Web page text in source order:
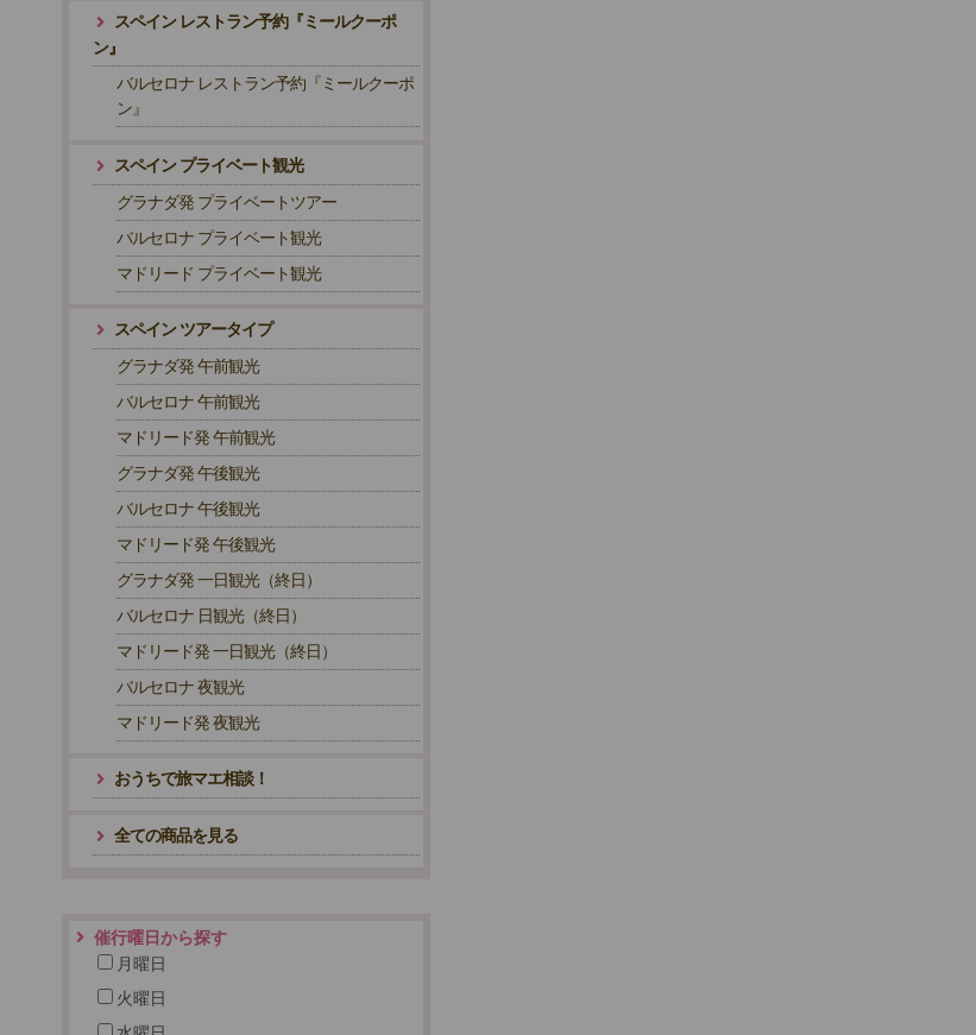
スペイン レストラン予約『ミールクーポ
ン』
バルセロナ レストラン予約『ミールクーポ
ン』
スペイン プライベート観光
グラナダ発 プライベートツアー
バルセロナ プライベート観光
マドリード プライベート観光
スペイン ツアータイプ
グラナダ発 午前観光
バルセロナ 午前観光
マドリード発 午前観光
グラナダ発 午後観光
バルセロナ 午後観光
マドリード発 午後観光
グラナダ発 一日観光（終日）
バルセロナ 日観光（終日）
マドリード発 一日観光（終日）
バルセロナ 夜観光
マドリード発 夜観光
おうちで旅マエ相談！
全ての商品を見る
催行曜日から探す
月曜日
火曜日